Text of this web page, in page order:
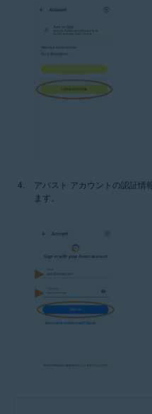
アバスト アカウントの認証情
ます。